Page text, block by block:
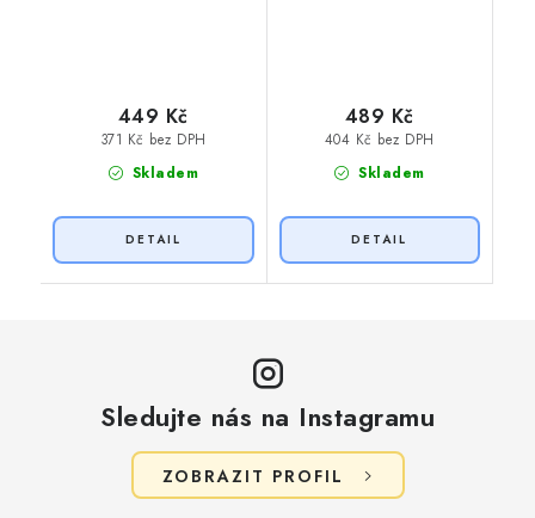
Skladem
371 Kč bez DPH
449 Kč
Skladem
404 Kč bez DPH
489 Kč
Sledujte nás na Instagramu
ZOBRAZIT PROFIL